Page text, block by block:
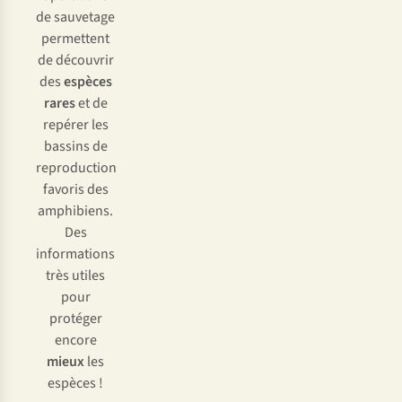
de sauvetage
permettent
de découvrir
desespèces
rareset de
repérer les
bassins de
reproduction
favoris des
amphibiens.
Des
informations
très utiles
pour
protéger
encore
mieuxles
espèces !